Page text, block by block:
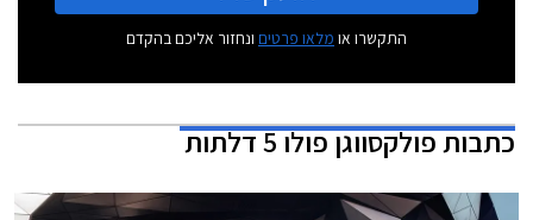
התקשרו או מלאו פרטים ונחזור אליכם בהקדם
כתבותפולקסווגן פולו 5 דלתות